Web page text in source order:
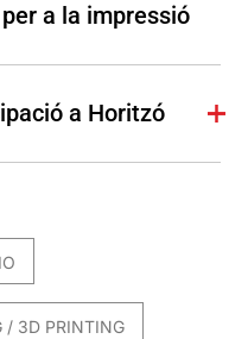
a la impressió
a Horitzó
/ 3D PRINTING